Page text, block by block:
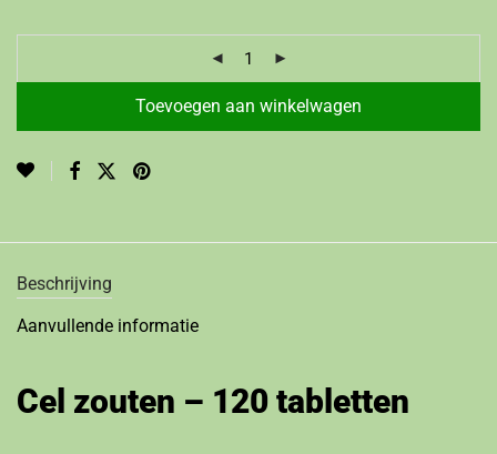
Toevoegen aan winkelwagen
Beschrijving
Aanvullende informatie
Cel zouten – 120 tabletten